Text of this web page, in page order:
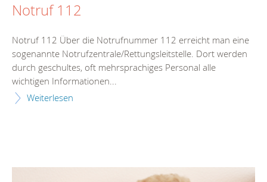
Notruf 112
Notruf 112 Über die Notrufnummer 112 erreicht man eine
sogenannte Notrufzentrale/Rettungsleitstelle. Dort werden
durch geschultes, oft mehrsprachiges Personal alle
wichtigen Informationen...
Weiterlesen